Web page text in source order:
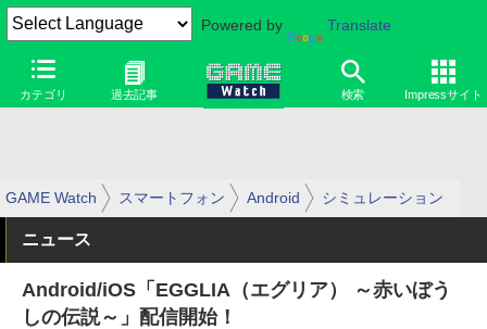
Powered by Translate
カテゴリ 過去記事 検索 Impressサイト
GAME Watch スマートフォン Android シミュレーション
ニュース
Android/iOS「EGGLIA（エグリア） ～赤いぼう
しの伝説～」配信開始！